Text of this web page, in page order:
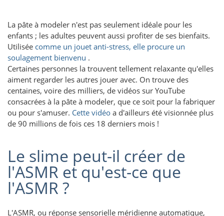
La pâte à modeler n'est pas seulement idéale pour les
enfants ; les adultes peuvent aussi profiter de ses bienfaits.
Utilisée comme un jouet anti-stress, elle procure un
soulagement bienvenu .
Certaines personnes la trouvent tellement relaxante qu'elles
aiment regarder les autres jouer avec. On trouve des
centaines, voire des milliers, de vidéos sur YouTube
consacrées à la pâte à modeler, que ce soit pour la fabriquer
ou pour s'amuser. Cette vidéo a d'ailleurs été visionnée plus
de 90 millions de fois ces 18 derniers mois !
Le slime peut-il créer de
l'ASMR et qu'est-ce que
l'ASMR ?
L'ASMR, ou réponse sensorielle méridienne automatique,